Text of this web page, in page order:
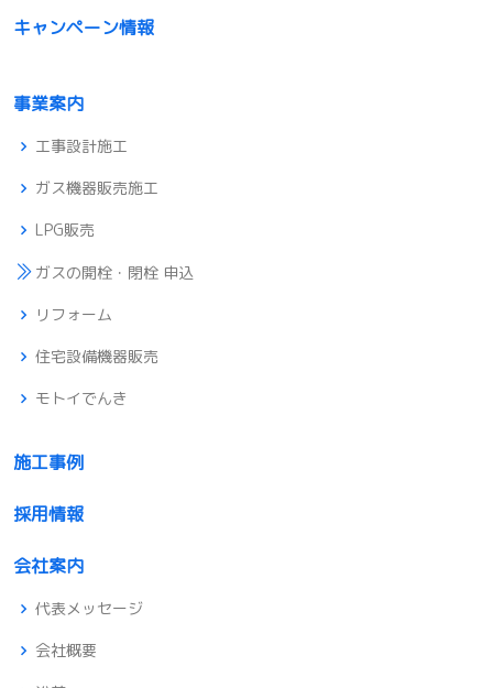
キャンペーン情報
事業案内
工事設計施工
ガス機器販売施工
LPG販売
ガスの開栓・閉栓 申込
リフォーム
住宅設備機器販売
モトイでんき
施工事例
採用情報
会社案内
代表メッセージ
会社概要